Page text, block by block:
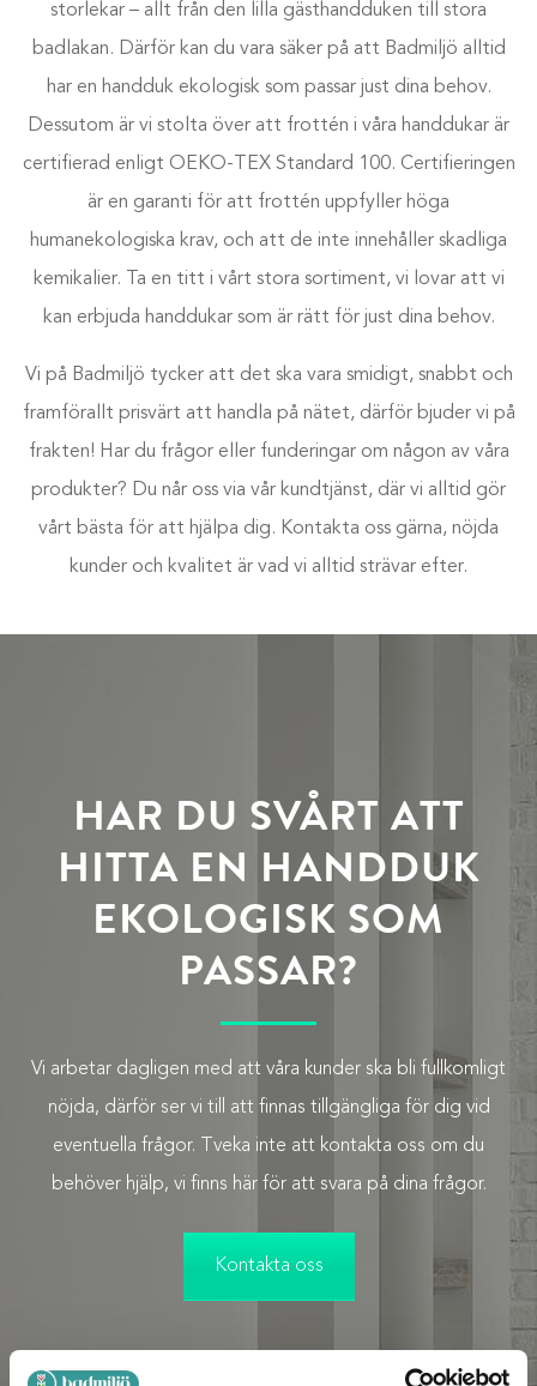
storlekar – allt från den lilla gästhandduken till stora
badlakan. Därför kan du vara säker på att Badmiljö alltid
har en handduk ekologisk som passar just dina behov.
Dessutom är vi stolta över att frottén i våra handdukar är
certifierad enligt OEKO-TEX Standard 100. Certifieringen
är en garanti för att frottén uppfyller höga
humanekologiska krav, och att de inte innehåller skadliga
kemikalier. Ta en titt i vårt stora sortiment, vi lovar att vi
kan erbjuda handdukar som är rätt för just dina behov.
Vi på Badmiljö tycker att det ska vara smidigt, snabbt och
framförallt prisvärt att handla på nätet, därför bjuder vi på
frakten! Har du frågor eller funderingar om någon av våra
produkter? Du når oss via vår kundtjänst, där vi alltid gör
vårt bästa för att hjälpa dig. Kontakta oss gärna, nöjda
kunder och kvalitet är vad vi alltid strävar efter.
HAR DU SVÅRT ATT
HITTA EN HANDDUK
EKOLOGISK SOM
PASSAR?
Vi arbetar dagligen med att våra kunder ska bli fullkomligt
nöjda, därför ser vi till att finnas tillgängliga för dig vid
eventuella frågor. Tveka inte att kontakta oss om du
behöver hjälp, vi finns här för att svara på dina frågor.
Kontakta oss